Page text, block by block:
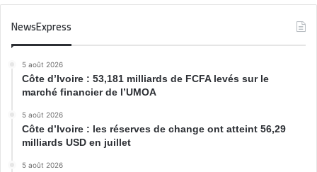
NewsExpress
5 août 2026
Côte d’Ivoire : 53,181 milliards de FCFA levés sur le
marché financier de l’UMOA
5 août 2026
Côte d’Ivoire : les réserves de change ont atteint 56,29
milliards USD en juillet
5 août 2026